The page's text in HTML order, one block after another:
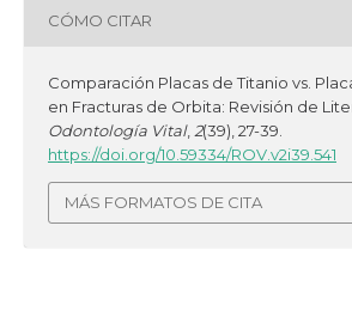
CÓMO CITAR
Comparación Placas de Titanio vs.
en Fracturas de Orbita: Revisión de
Odontología Vital, 2(39), 27-39.
https://doi.org/10.59334/ROV.v2i39.541
MÁS FORMATOS DE CITA